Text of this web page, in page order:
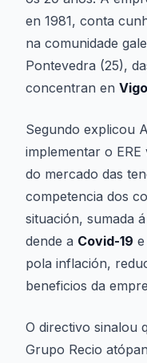
en 1981, conta
na comunidade
Pontevedra (25),
concentran en Vigo
Segundo explicou
implementar o
do mercado das
competencia dos
situación, sumada
dende a Covid-19
pola inflación,
beneficios da
O directivo sinalou
Grupo Recio